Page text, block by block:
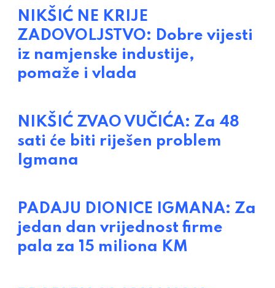
NIKŠIĆ NE KRIJE
ZADOVOLJSTVO: Dobre vijesti
iz namjenske industije,
pomaže i vlada
NIKŠIĆ ZVAO VUČIĆA: Za 48
sati će biti riješen problem
Igmana
PADAJU DIONICE IGMANA: Za
jedan dan vrijednost firme
pala za 15 miliona KM